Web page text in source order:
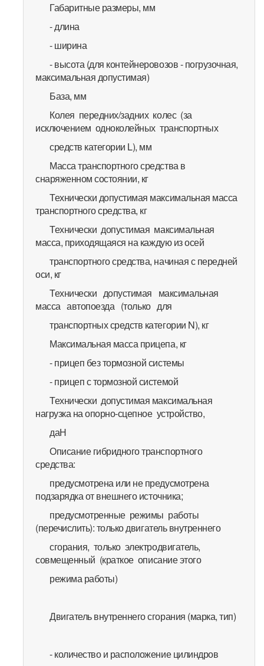
Габаритные размеры, мм
- длина
- ширина
- высота (для контейнеровозов - погрузочная,
максимальная допустимая)
База, мм
Колея передних/задних колес (за
исключением одноколейных транспортных
средств категории L), мм
Масса транспортного средства в
снаряженном состоянии, кг
Технически допустимая максимальная масса
транспортного средства, кг
Технически допустимая максимальная
масса, приходящаяся на каждую из осей
транспортного средства, начиная с передней
оси, кг
Технически допустимая максимальная
масса автопоезда (только для
транспортных средств категории N), кг
Максимальная масса прицепа, кг
- прицеп без тормозной системы
- прицеп с тормозной системой
Технически допустимая максимальная
нагрузка на опорно-сцепное устройство,
даН
Описание гибридного транспортного
средства:
предусмотрена или не предусмотрена
подзарядка от внешнего источника;
предусмотренные режимы работы
(перечислить): только двигатель внутреннего
сгорания, только электродвигатель,
совмещенный (краткое описание этого
режима работы)
Двигатель внутреннего сгорания (марка, тип)
- количество и расположение цилиндров